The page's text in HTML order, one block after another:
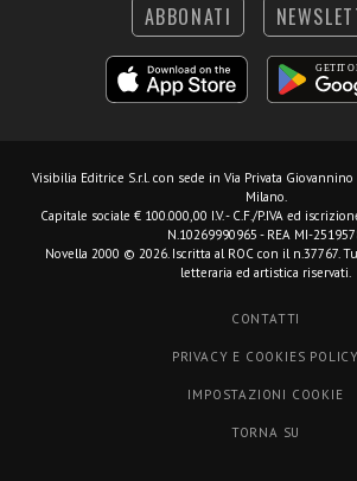
ABBONATI
Visibilia Editrice S.r.l. con sede in Via Privata
Milano.
Capitale sociale € 100.000,00 I.V. - C.F./P.IVA ed
N.10269990965 - REA MI-
Novella 2000 © 2026. Iscritta al ROC con il n.37767.
letteraria ed artistica riservati.
CONTATTI
PRIVACY E COOKIES POLICY
IMPOSTAZIONI COOKIE
TORNA SU